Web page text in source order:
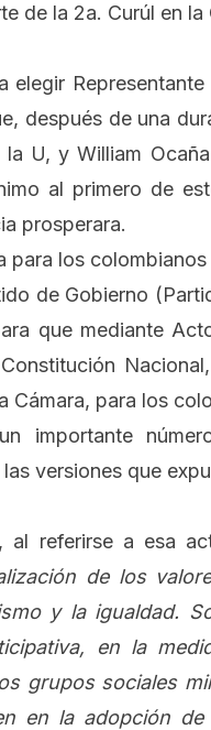
de la 2a. Curúl en la
elegir
después de una
U, y William
al primero de
prosperara.
para los
de Gobierno
que mediante
Cámara, para los
importante
versiones que
al referirse a esa
de los
y la igualdad.
en la
grupos sociales
en la adopción